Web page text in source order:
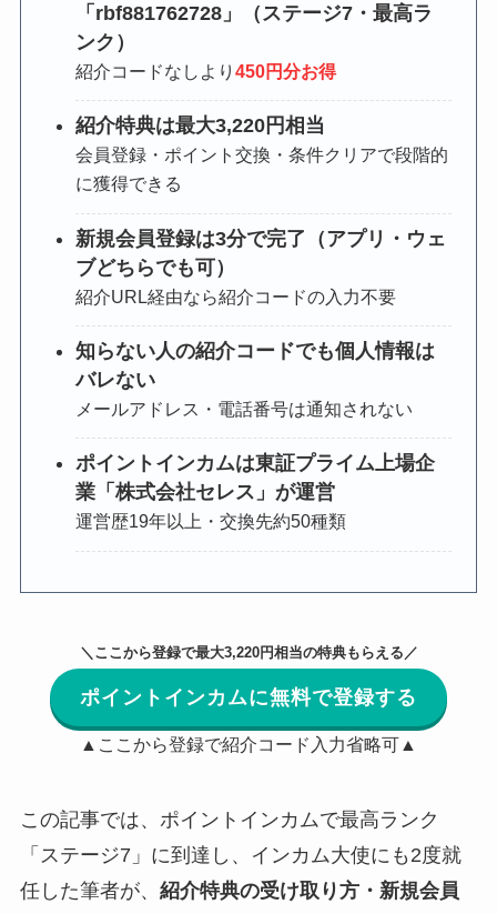
「rbf881762728」（ステージ7・最高ラ
ンク）
紹介コードなしより450円分お得
紹介特典は最大3,220円相当
会員登録・ポイント交換・条件クリアで段階的
に獲得できる
新規会員登録は3分で完了（アプリ・ウェ
ブどちらでも可）
紹介URL経由なら紹介コードの入力不要
知らない人の紹介コードでも個人情報は
バレない
メールアドレス・電話番号は通知されない
ポイントインカムは東証プライム上場企
業「株式会社セレス」が運営
運営歴19年以上・交換先約50種類
＼ここから登録で最大3,220円相当の特典もらえる／
ポイントインカムに無料で登録する
▲ここから登録で紹介コード入力省略可▲
この記事では、ポイントインカムで最高ランク
「ステージ7」に到達し、インカム大使にも2度就
任した筆者が、 紹介特典の受け取り方・新規会員